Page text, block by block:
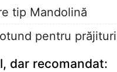
tip Mandolină
pentru
dar recomandat: